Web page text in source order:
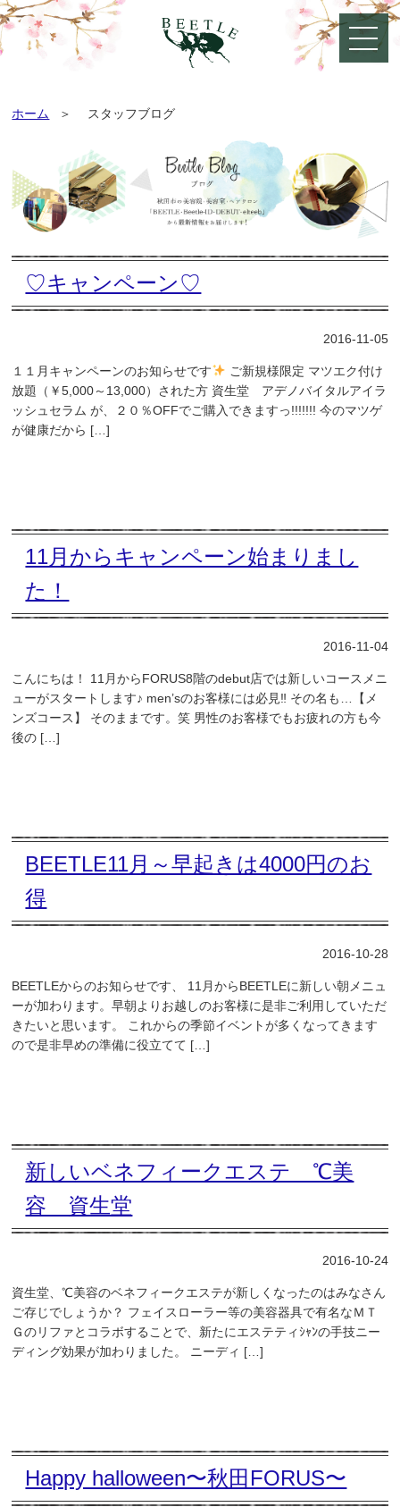
ホーム スタッフブログ
♡キャンペーン♡
2016-11-05
１１月キャンペーンのお知らせです
ご新規様限定 マツエク付け
放題（￥5,000～13,000）された方 資生堂 アデノバイタルアイラ
ッシュセラム が、２０％OFFでご購入できますっ!!!!!!! 今のマツゲ
が健康だから […]
11月からキャンペーン始まりまし
た！
2016-11-04
こんにちは！ 11月からFORUS8階のdebut店では新しいコースメニ
ューがスタートします♪ men’sのお客様には必見‼︎ その名も…【メ
ンズコース】 そのままです。笑 男性のお客様でもお疲れの方も今
後の […]
BEETLE11月～早起きは4000円のお
得
2016-10-28
BEETLEからのお知らせです、 11月からBEETLEに新しい朝メニュ
ーが加わります。早朝よりお越しのお客様に是非ご利用していただ
きたいと思います。 これからの季節イベントが多くなってきます
ので是非早めの準備に役立てて […]
新しいベネフィークエステ ℃美
容 資生堂
2016-10-24
資生堂、℃美容のベネフィークエステが新しくなったのはみなさん
ご存じでしょうか？ フェイスローラー等の美容器具で有名なＭＴ
Ｇのリファとコラボすることで、新たにエステティｼｬﾝの手技ニー
ディング効果が加わりました。 ニーディ […]
Happy halloween〜秋田FORUS〜